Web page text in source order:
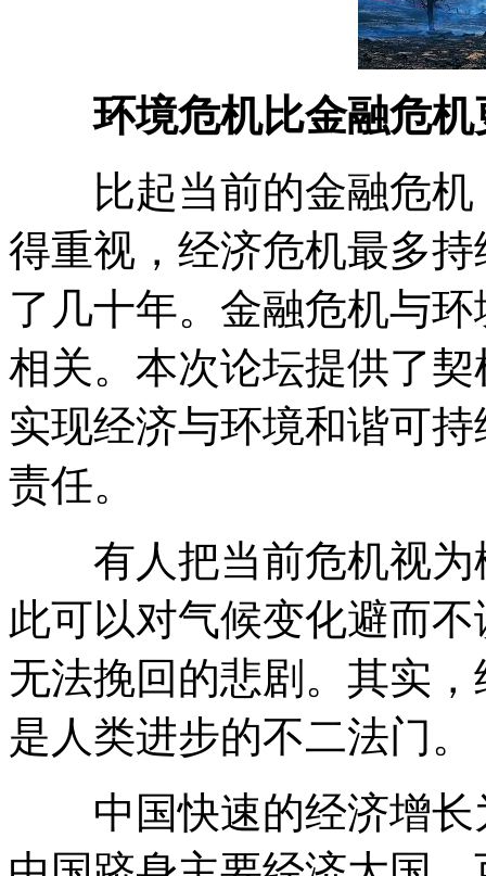
环境危机比金融危机
比起当前的金融危机
得重视，经济危机最多
了几十年。金融危机与
相关。本次论坛提供了
实现经济与环境和谐可
责任。
有人把当前危机视为
此可以对气候变化避而
无法挽回的悲剧。其实
是人类进步的不二法门。
中国快速的经济增长